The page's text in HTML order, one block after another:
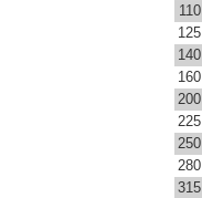
110
125
140
160
200
225
250
280
315